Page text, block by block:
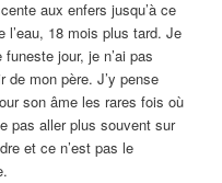
aux enfers jusqu’à ce
l’eau, 18 mois plus tard. Je
jour, je n’ai pas
de mon père. J’y pense
son âme les rares fois où
pas aller plus souvent sur
et ce n’est pas le